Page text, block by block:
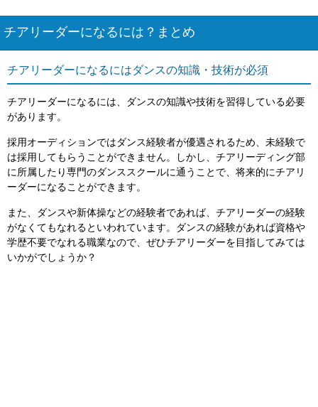
チアリーダーになるには？まとめ
チアリーダーになるにはダンスの知識・技術が必須
チアリーダーになるには、ダンスの知識や技術を習得している必要
があります。
採用オーディションではダンス経験者が優遇されるため、未経験で
は採用してもらうことができません。しかし、チアリーディング部
に所属したり専門のダンススクールに通うことで、将来的にチアリ
ーダーになることができます。
また、ダンスや新体操などの経験者であれば、チアリーダーの経験
がなくてもなれるといわれています。ダンスの経験があれば資格や
学歴不要でなれる職業なので、ぜひチアリーダーを目指してみては
いかがでしょうか？